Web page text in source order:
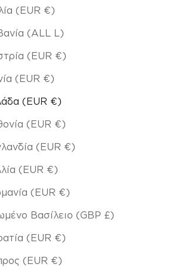
(EUR €)
(ALL L)
(EUR €)
(EUR €)
(EUR €)
(EUR €)
(EUR €)
(EUR €)
(EUR €)
Βασίλειο (GBP £)
(EUR €)
(EUR €)